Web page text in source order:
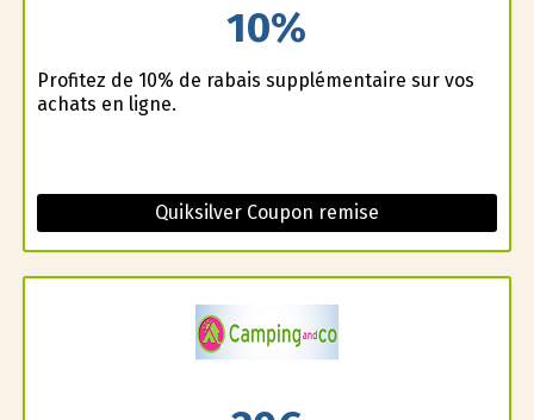
10%
Profitez de 10% de rabais supplémentaire sur vos
achats en ligne.
Quiksilver Coupon remise